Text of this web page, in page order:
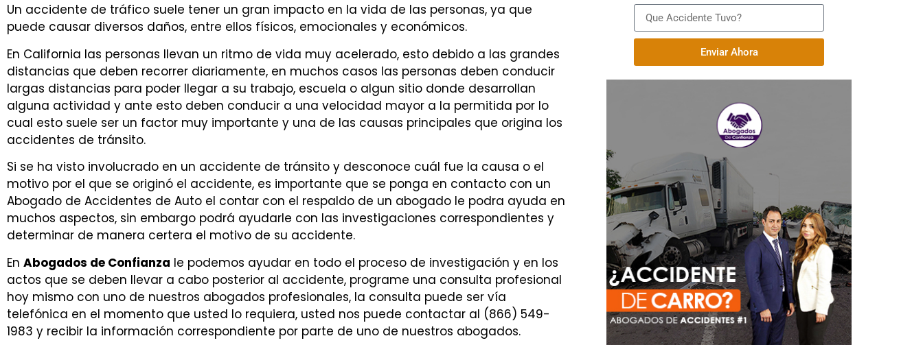
Un accidente de tráfico suele tener un gran impacto en la vida de las personas, ya que
puede causar diversos daños, entre ellos físicos, emocionales y económicos.
En California las personas llevan un ritmo de vida muy acelerado, esto debido a las grandes
distancias que deben recorrer diariamente, en muchos casos las personas deben conducir
largas distancias para poder llegar a su trabajo, escuela o algun sitio donde desarrollan
alguna actividad y ante esto deben conducir a una velocidad mayor a la permitida por lo
cual esto suele ser un factor muy importante y una de las causas principales que origina los
accidentes de tránsito.
Si se ha visto involucrado en un accidente de tránsito y desconoce cuál fue la causa o el
motivo por el que se originó el accidente, es importante que se ponga en contacto con un
Abogado de Accidentes de Auto el contar con el respaldo de un abogado le podra ayuda en
muchos aspectos, sin embargo podrá ayudarle con las investigaciones correspondientes y
determinar de manera certera el motivo de su accidente.
En Abogados de Confianza le podemos ayudar en todo el proceso de investigación y en los
actos que se deben llevar a cabo posterior al accidente, programe una consulta profesional
hoy mismo con uno de nuestros abogados profesionales, la consulta puede ser vía
telefónica en el momento que usted lo requiera, usted nos puede contactar al (866) 549-
1983 y recibir la información correspondiente por parte de uno de nuestros abogados.
Enviar Ahora